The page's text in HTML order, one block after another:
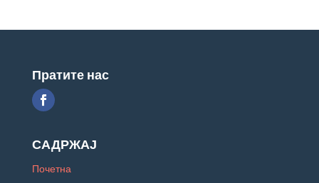
Пратите нас
САДРЖАЈ
Почетна